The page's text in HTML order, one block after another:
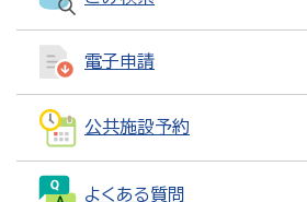
電子申請
公共施設予約
よくある質問